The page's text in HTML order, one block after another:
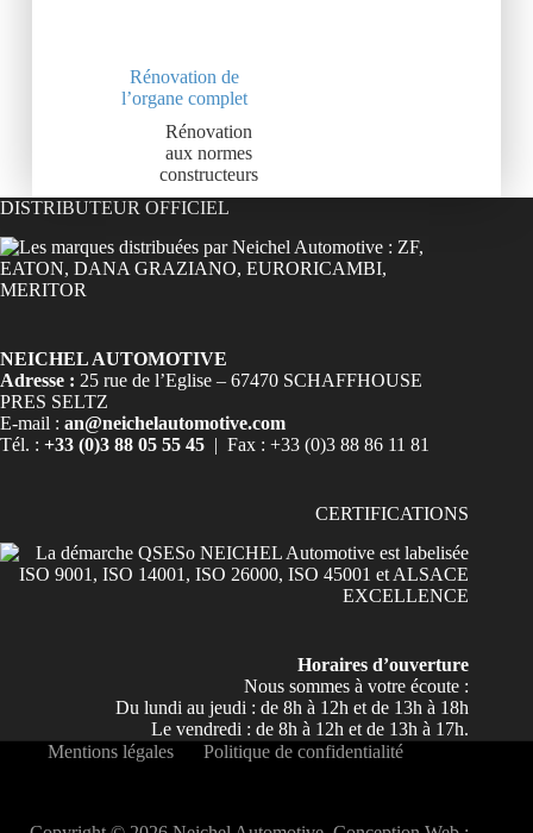
Rénovation de
l’organe complet
Rénovation
aux normes
constructeurs
DISTRIBUTEUR OFFICIEL
NEICHEL AUTOMOTIVE
Adresse : 25 rue de l’Eglise – 67470 SCHAFFHOUSE
PRES SELTZ
E-mail : an@neichelautomotive.com
Tél. : +33 (0)3 88 05 55 45 | Fax : +33 (0)3 88 86 11 81
CERTIFICATIONS
Horaires d’ouverture
Nous sommes à votre écoute :
Du lundi au jeudi : de 8h à 12h et de 13h à 18h
Le vendredi : de 8h à 12h et de 13h à 17h.
Mentions légales
Politique de confidentialité